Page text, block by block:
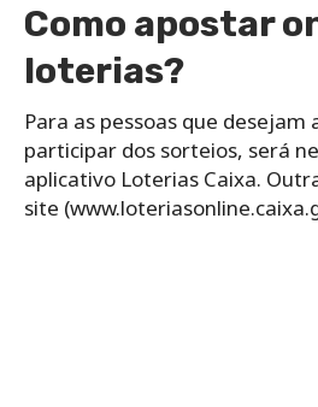
Como apostar
loterias?
Para as pessoas que
participar dos sorteios, será
aplicativo Loterias Caixa.
site